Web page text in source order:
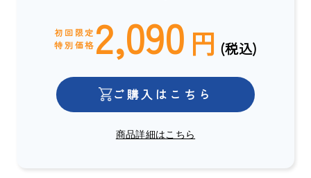
初回限定
特別価格 2,090 円 (税込)
ご購入はこちら
商品詳細はこちら